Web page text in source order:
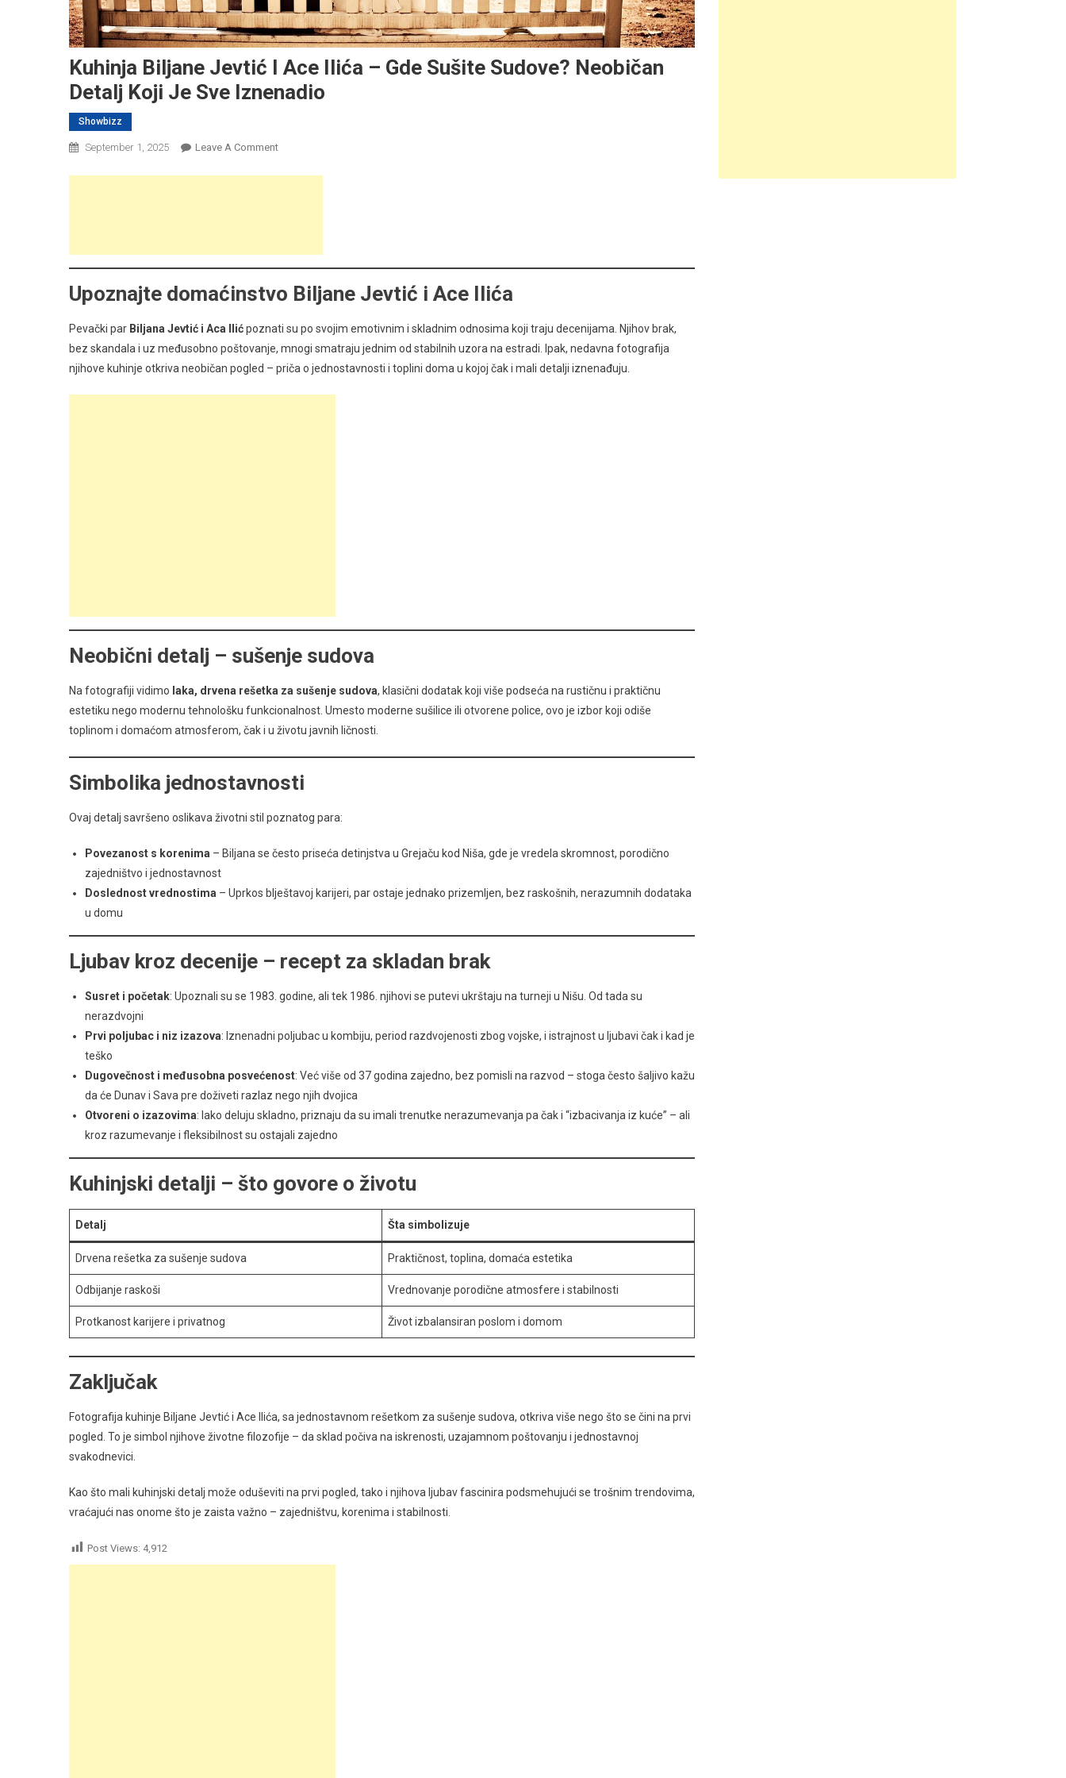
Kuhinja Biljane Jevtić I Ace Ilića – Gde Sušite Sudove? Neobičan
Detalj Koji Je Sve Iznenadio
Showbizz
September 1, 2025 Leave A CommentOn
Ilića
Gde
Sudove?
Neobičan
Detalj
Upoznajte domaćinstvo Biljane Jevtić i Ace Ilića
Pevački par Biljana Jevtić i Aca Ilićpoznati su po svojim emotivnim i skladnim odnosima koji traju decenijama. Njihov brak,
bez skandala i uz međusobno poštovanje, mnogi smatraju jednim od stabilnih uzora na estradi. Ipak, nedavna fotografija
njihove kuhinje otkriva neobičan pogled – priča o jednostavnosti i toplini doma u kojoj čak i mali detalji iznenađuju.
Neobični detalj – sušenje sudova
Na fotografiji vidimo laka, drvena rešetka za sušenje sudova, klasični dodatak koji više podseća na rustičnu i praktičnu
estetiku nego modernu tehnološku funkcionalnost. Umesto moderne sušilice ili otvorene police, ovo je izbor koji odiše
toplinom i domaćom atmosferom, čak i u životu javnih ličnosti.
Simbolika jednostavnosti
Ovaj detalj savršeno oslikava životni stil poznatog para:
Povezanost s korenima – Biljana se često priseća detinjstva u Grejaču kod Niša, gde je vredela skromnost, porodično
zajedništvo i jednostavnost
Doslednost vrednostima – Uprkos blještavoj karijeri, par ostaje jednako prizemljen, bez raskošnih, nerazumnih dodataka
u domu
Ljubav kroz decenije – recept za skladan brak
Susret i početak: Upoznali su se 1983. godine, ali tek 1986. njihovi se putevi ukrštaju na turneji u Nišu. Od tada su
nerazdvojni
Prvi poljubac i niz izazova: Iznenadni poljubac u kombiju, period razdvojenosti zbog vojske, i istrajnost u ljubavi čak i kad je
teško
Dugovečnost i međusobna posvećenost: Već više od 37 godina zajedno, bez pomisli na razvod – stoga često šaljivo kažu
da će Dunav i Sava pre doživeti razlaz nego njih dvojica
Otvoreni o izazovima: Iako deluju skladno, priznaju da su imali trenutke nerazumevanja pa čak i “izbacivanja iz kuće” – ali
kroz razumevanje i fleksibilnost su ostajali zajedno
Kuhinjski detalji – što govore o životu
Detalj Šta simbolizuje
Drvena rešetka za sušenje sudova Praktičnost, toplina, domaća estetika
Odbijanje raskoši Vrednovanje porodične atmosfere i stabilnosti
Protkanost karijere i privatnog Život izbalansiran poslom i domom
Zaključak
Fotografija kuhinje Biljane Jevtić i Ace Ilića, sa jednostavnom rešetkom za sušenje sudova, otkriva više nego što se čini na prvi
pogled. To je simbol njihove životne filozofije – da sklad počiva na iskrenosti, uzajamnom poštovanju i jednostavnoj
svakodnevici.
Kao što mali kuhinjski detalj može oduševiti na prvi pogled, tako i njihova ljubav fascinira podsmehujući se trošnim trendovima,
vraćajući nas onome što je zaista važno – zajedništvu, korenima i stabilnosti.
Post Views: 4,912